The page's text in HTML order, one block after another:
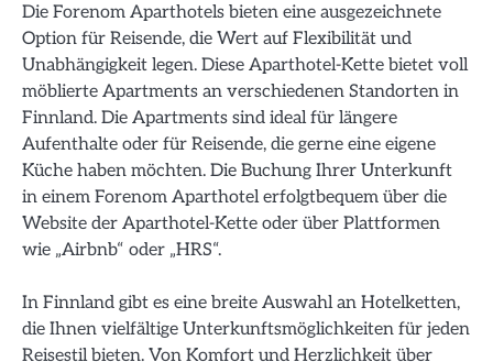
Die Forenom Aparthotels bieten eine ausgezeichnete
Option für Reisende, die Wert auf Flexibilität und
Unabhängigkeit legen. Diese Aparthotel-Kette bietet voll
möblierte Apartments an verschiedenen Standorten in
Finnland. Die Apartments sind ideal für längere
Aufenthalte oder für Reisende, die gerne eine eigene
Küche haben möchten. Die Buchung Ihrer Unterkunft
in einem Forenom Aparthotel erfolgtbequem über die
Website der Aparthotel-Kette oder über Plattformen
wie „Airbnb“ oder „HRS“.
In Finnland gibt es eine breite Auswahl an Hotelketten,
die Ihnen vielfältige Unterkunftsmöglichkeiten für jeden
Reisestil bieten. Von Komfort und Herzlichkeit über